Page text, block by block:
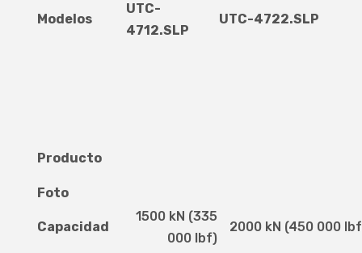
Modelos
UTC-
4712.SLP
UTC-4722.SLP
Producto
Foto
Capacidad
1500 kN (335
000 lbf)
2000 kN (450 000